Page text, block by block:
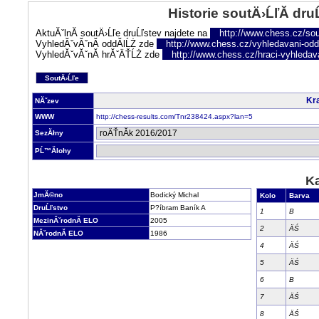
Historie soutÄ›ĹľĂ­
AktuĂˇlnĂ­ soutÄ›Ĺľe druĹľstev najdete na
http://www.chess.cz/
VyhledĂˇvĂˇnĂ­ oddĂ­lĹŻ zde
http://www.chess.cz/vyhledavani-
VyhledĂˇvĂˇnĂ­ hrĂˇÄŤĹŻ zde
http://www.chess.cz/hraci-
SoutÄ›Ĺľe
NĂˇzev
WWW http://chess-results.com/Tnr238424.aspx?lan=5
SezĂłny
PĹ™Ă­lohy
JmĂ©no
Bodický Michal
DruĹľstvo
P?íbram Baník A
MezinĂˇrodnĂ­ ELO
2005
NĂˇrodnĂ­ ELO
1986
Kolo
Barva
1
B
2 ÄŚ
4 ÄŚ
5 ÄŚ
6 B
7 ÄŚ
8 ÄŚ